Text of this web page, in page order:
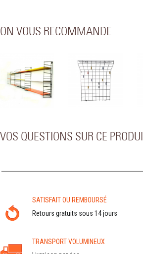
ON VOUS RECOMMANDE
VOS QUESTIONS SUR CE PRODUIT
SATISFAIT OU REMBOURSÉ
Retours gratuits sous 14 jours
TRANSPORT VOLUMINEUX